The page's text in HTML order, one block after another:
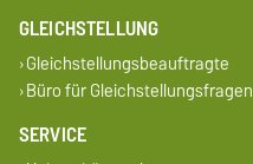
GLEICHSTELLUNG
Gleichstellungsbeauftragte
Büro für Gleichstellungsfragen
SERVICE